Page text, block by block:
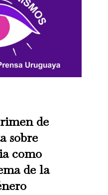
de
sobre
como
de la